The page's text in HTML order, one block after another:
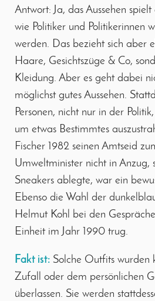
Antwort: Ja, das Aussehen
wie Politiker und Politikerinnen
werden. Das bezieht sich aber
Haare, Gesichtszüge & Co,
Kleidung. Aber es geht dabei
möglichst gutes Aussehen.
Personen, nicht nur in der
um etwas Bestimmtes
Fischer 1982 seinen Amtseid
Umweltminister nicht in Anzug,
Sneakers ablegte, war ein
Ebenso die Wahl der
Helmut Kohl bei den
Einheit im Jahr 1990 trug.
Fakt ist: Solche Outfits wurden
Zufall oder dem persönlichen
überlassen. Sie werden